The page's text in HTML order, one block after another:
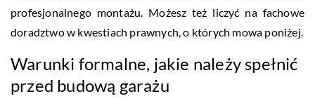
profesjonalnego montażu. Możesz też liczyć na fachowe
doradztwo w kwestiach prawnych, o których mowa poniżej.
Warunki formalne, jakie należy spełnić
przed budową garażu